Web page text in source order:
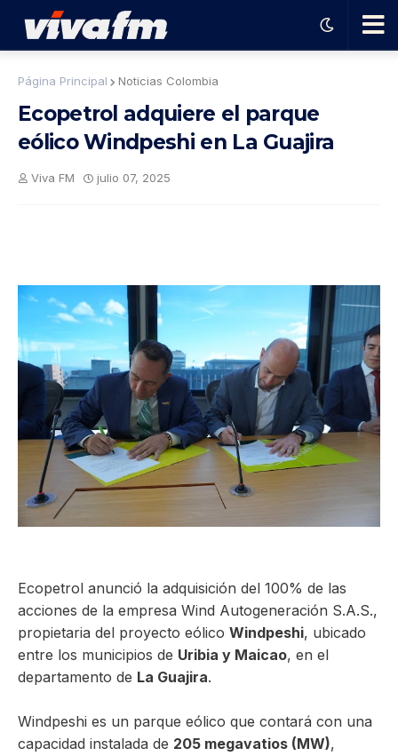
Ha
pro
gra
ma
Página Principal Noticias Colombia
Ecopetrol adquiere el parque
eólico Windpeshi en La Guajira
Viva FM julio 07, 2025
Ecopetrol anunció la adquisición del 100% de las
acciones de la empresa Wind Autogeneración S.A.S.,
propietaria del proyecto eólico Windpeshi, ubicado
entre los municipios de Uribia y Maicao, en el
departamento de La Guajira.
Windpeshi es un parque eólico que contará con una
capacidad instalada de 205 megavatios (MW),